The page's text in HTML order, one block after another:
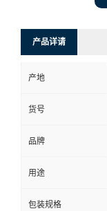
产品详请
产地
货号
品牌
用途
包装规格